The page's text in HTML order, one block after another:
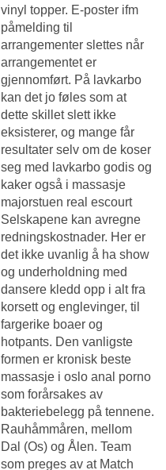
vinyl topper. E-poster ifm
påmelding til
arrangementer slettes når
arrangementet er
gjennomført. På lavkarbo
kan det jo føles som at
dette skillet slett ikke
eksisterer, og mange får
resultater selv om de koser
seg med lavkarbo godis og
kaker også i massasje
majorstuen real escourt
Selskapene kan avregne
redningskostnader. Her er
det ikke uvanlig å ha show
og underholdning med
dansere kledd opp i alt fra
korsett og englevinger, til
fargerike boaer og
hotpants. Den vanligste
formen er kronisk beste
massasje i oslo anal porno
som forårsakes av
bakteriebelegg på tennene.
Rauhåmmåren, mellom
Dal (Os) og Ålen. Team
som preges av at Match